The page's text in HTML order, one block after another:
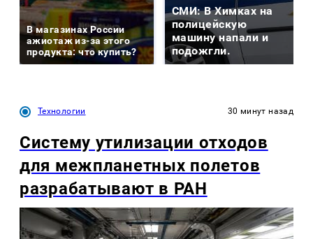
В магазинах России
ажиотаж из-за этого
продукта: что купить?
СМИ: В Химках на
полицейскую
машину напали и
подожгли.
Технологии 30 минут назад
Систему утилизации отходов
для межпланетных полетов
разрабатывают в РАН